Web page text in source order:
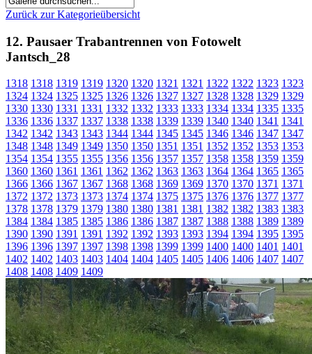
Zurück zur Kategorieübersicht
12. Pausaer Trabantrennen von Fotowelt
Jantsch_28
1318 1318 1319 1319 1320 1320 1321 1321 1322 1322 1323 1323
1324 1324 1325 1325 1326 1326 1327 1327 1328 1328 1329 1329
1330 1330 1331 1331 1332 1332 1333 1333 1334 1334 1335 1335
1336 1336 1337 1337 1338 1338 1339 1339 1340 1340 1341 1341
1342 1342 1343 1343 1344 1344 1345 1345 1346 1346 1347 1347
1348 1348 1349 1349 1350 1350 1351 1351 1352 1352 1353 1353
1354 1354 1355 1355 1356 1356 1357 1357 1358 1358 1359 1359
1360 1360 1361 1361 1362 1362 1363 1363 1364 1364 1365 1365
1366 1366 1367 1367 1368 1368 1369 1369 1370 1370 1371 1371
1372 1372 1373 1373 1374 1374 1375 1375 1376 1376 1377 1377
1378 1378 1379 1379 1380 1380 1381 1381 1382 1382 1383 1383
1384 1384 1385 1385 1386 1386 1387 1387 1388 1388 1389 1389
1390 1390 1391 1391 1392 1392 1393 1393 1394 1394 1395 1395
1396 1396 1397 1397 1398 1398 1399 1399 1400 1400 1401 1401
1402 1402 1403 1403 1404 1404 1405 1405 1406 1406 1407 1407
1408 1408 1409 1409